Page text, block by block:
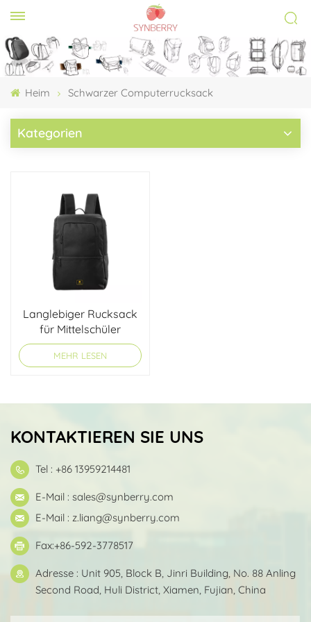
Heim Schwarzer Computerrucksack
Kategorien
Langlebiger Rucksack
für Mittelschüler
MEHR LESEN
KONTAKTIEREN SIE UNS
Tel : +86 13959214481
E-Mail : sales@synberry.com
E-Mail : z.liang@synberry.com
Fax:+86-592-3778517
Adresse : Unit 905, Block B, Jinri Building, No. 88 Anling
Second Road, Huli District, Xiamen, Fujian, China